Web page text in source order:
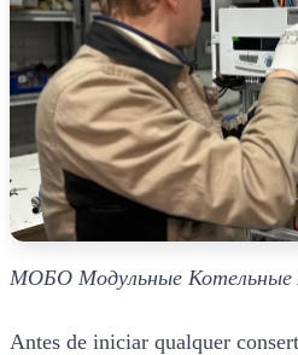
МОБО Модульные Котельные
Antes de iniciar qualquer